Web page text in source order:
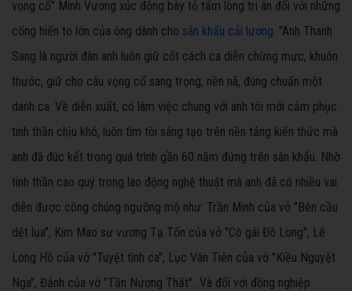
vọng cổ" Minh Vương xúc động bày tỏ tấm lòng tri ân đối với những
cống hiến to lớn của ông dành cho sân khấu cải lương . "Anh Thanh
Sang là người đàn anh luôn giữ cốt cách ca diễn chừng mực, khuôn
thước, giữ cho câu vọng cổ sang trọng, nền nã, đúng chuẩn một
danh ca. Về diễn xuất, có làm việc chung với anh tôi mới cảm phục
tinh thần chịu khó, luôn tìm tòi sáng tạo trên nền tảng kiến thức mà
anh đã đúc kết trong quá trình gần 60 năm đứng trên sân khấu. Nhờ
tinh thần cao quý trong lao động nghệ thuật mà anh đã có nhiều vai
diễn được công chúng ngưỡng mộ như: Trần Minh của vở "Bên cầu
dệt lụa", Kim Mao sư vương Tạ Tốn của vở "Cô gái Đồ Long", Lê
Long Hồ của vở "Tuyệt tình ca", Lục Vân Tiên của vở "Kiều Nguyệt
Nga", Đảnh của vở "Tần Nương Thất"…Và đối với đồng nghiệp